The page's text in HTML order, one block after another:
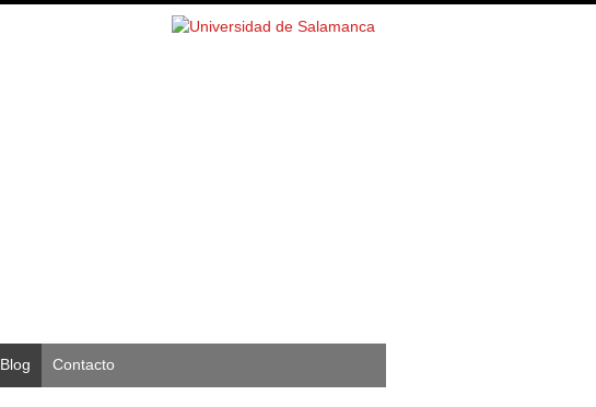
Blog Contacto